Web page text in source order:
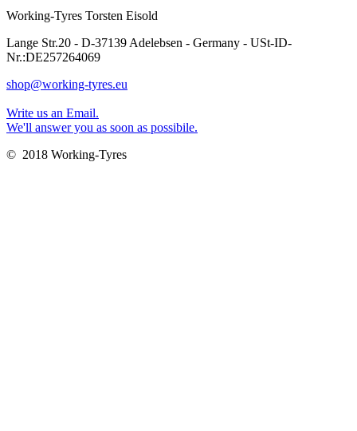
Working-Tyres Torsten Eisold
Lange Str.20 - D-37139 Adelebsen - Germany - USt-ID-
Nr.:DE257264069
shop@working-tyres.eu
Write us an Email.
We'll answer you as soon as possibile.
© 2018 Working-Tyres